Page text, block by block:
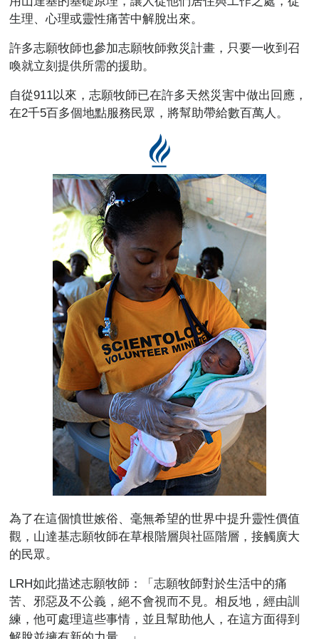
生理、心理或靈性痛苦中解脫出來。
許多志願牧師也參加志願牧師救災計畫，只要一收到召
喚就立刻提供所需的援助。
自從911以來，志願牧師已在許多天然災害中做出回應，
在2千5百多個地點服務民眾，將幫助帶給數百萬人。
為了在這個憤世嫉俗、毫無希望的世界中提升靈性價值
觀，山達基志願牧師在草根階層與社區階層，接觸廣大
的民眾。
LRH如此描述志願牧師：「志願牧師對於生活中的痛
苦、邪惡及不公義，絕不會視而不見。相反地，經由訓
練，他可處理這些事情，並且幫助他人，在這方面得到